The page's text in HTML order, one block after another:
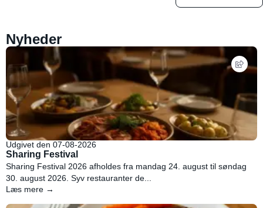
Nyheder
Udgivet den 07-08-2026
Sharing Festival
Sharing Festival 2026 afholdes fra mandag 24. august til søndag
30. august 2026. Syv restauranter de...
Læs mere →